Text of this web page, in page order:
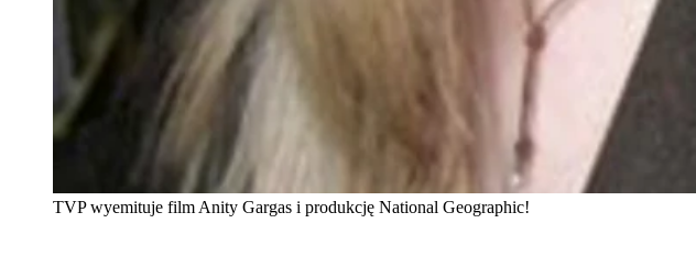
TVP wyemituje film Anity Gargas i produkcję National Geographic!